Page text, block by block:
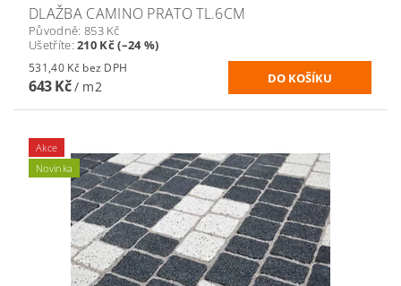
DLAŽBA CAMINO PRATO TL.6CM
Původně: 853 Kč
Ušetříte:210 Kč (–24 %)
531,40 Kč bez DPH
643 Kč/ m2
Akce
Novinka